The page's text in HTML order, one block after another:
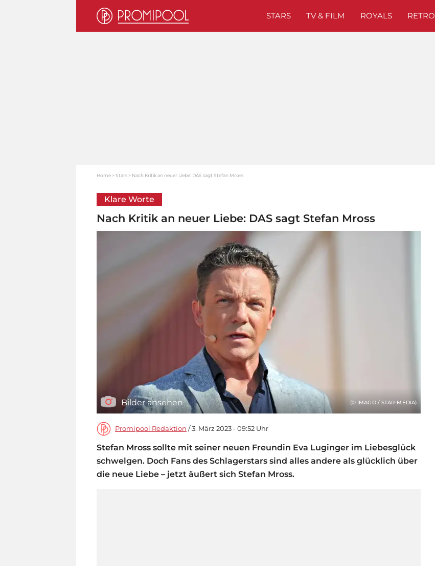
STARS TV & FILM ROYALS RETRO
Home Stars Nach Kritik an neuer Liebe: DAS sagt Stefan Mross
Klare Worte
Nach Kritik an neuer Liebe: DAS sagt Stefan Mross
Bilder ansehen (© IMAGO / STAR-MEDIA)
Promipool Redaktion / 3. März 2023 - 09:52 Uhr
Stefan Mross sollte mit seiner neuen Freundin Eva Luginger im Liebesglück
schwelgen. Doch Fans des Schlagerstars sind alles andere als glücklich über
die neue Liebe – jetzt äußert sich Stefan Mross.